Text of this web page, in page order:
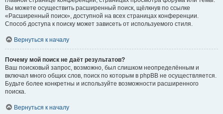
Вы можете осуществить расширенный поиск, щёлкнув по ссылке
«Расширенный поиск», доступной на всех страницах конференции.
Способ доступа к поиску может зависеть от используемого стиля.
Вернуться к началу
Почему мой поиск не даёт результатов?
Ваш поисковый запрос, возможно, был слишком неопределённым и
включал много общих слов, поиск по которым в phpBB не осуществляется.
Будьте более конкретны и используйте возможности расширенного
поиска.
Вернуться к началу